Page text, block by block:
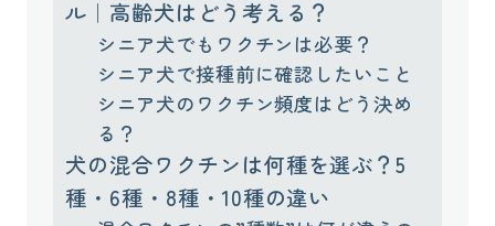
ル｜高齢犬はどう考える？
シニア犬でもワクチンは必要？
シニア犬で接種前に確認したいこと
シニア犬のワクチン頻度はどう決め
る？
犬の混合ワクチンは何種を選ぶ？5
種・6種・8種・10種の違い